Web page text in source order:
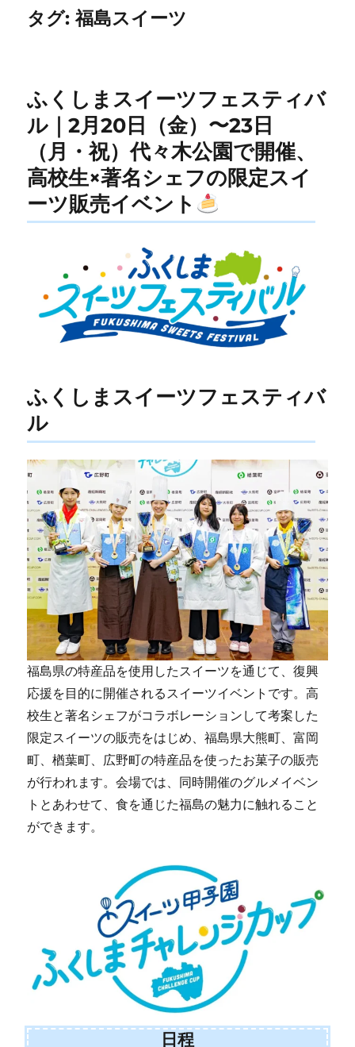
タグ:福島スイーツ
ふくしまスイーツフェスティバ
ル｜2月20日（金）〜23日
（月・祝）代々木公園で開催、
高校生×著名シェフの限定スイ
ーツ販売イベント
ふくしまスイーツフェスティバ
ル
福島県の特産品を使用したスイーツを通じて、復興
応援を目的に開催されるスイーツイベントです。高
校生と著名シェフがコラボレーションして考案した
限定スイーツの販売をはじめ、福島県大熊町、富岡
町、楢葉町、広野町の特産品を使ったお菓子の販売
が行われます。会場では、同時開催のグルメイベン
トとあわせて、食を通じた福島の魅力に触れること
ができます。
日程